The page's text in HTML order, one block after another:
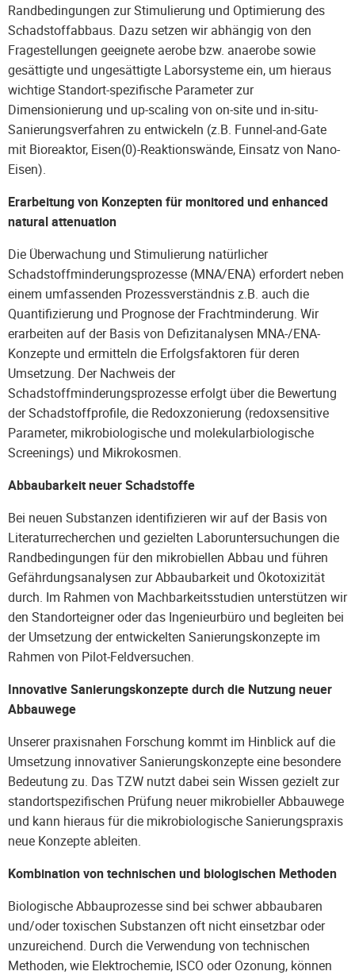
Randbedingungen zur Stimulierung und Optimierung des
Schadstoffabbaus. Dazu setzen wir abhängig von den
Fragestellungen geeignete aerobe bzw. anaerobe sowie
gesättigte und ungesättigte Laborsysteme ein, um hieraus
wichtige Standort-spezifische Parameter zur
Dimensionierung und up-scaling von on-site und in-situ-
Sanierungsverfahren zu entwickeln (z.B. Funnel-and-Gate
mit Bioreaktor, Eisen(0)-Reaktionswände, Einsatz von Nano-
Eisen).
Erarbeitung von Konzepten für monitored und enhanced
natural attenuation
Die Überwachung und Stimulierung natürlicher
Schadstoffminderungsprozesse (MNA/ENA) erfordert neben
einem umfassenden Prozessverständnis z.B. auch die
Quantifizierung und Prognose der Frachtminderung. Wir
erarbeiten auf der Basis von Defizitanalysen MNA-/ENA-
Konzepte und ermitteln die Erfolgsfaktoren für deren
Umsetzung. Der Nachweis der
Schadstoffminderungsprozesse erfolgt über die Bewertung
der Schadstoffprofile, die Redoxzonierung (redoxsensitive
Parameter, mikrobiologische und molekularbiologische
Screenings) und Mikrokosmen.
Abbaubarkeit neuer Schadstoffe
Bei neuen Substanzen identifizieren wir auf der Basis von
Literaturrecherchen und gezielten Laboruntersuchungen die
Randbedingungen für den mikrobiellen Abbau und führen
Gefährdungsanalysen zur Abbaubarkeit und Ökotoxizität
durch. Im Rahmen von Machbarkeitsstudien unterstützen wir
den Standorteigner oder das Ingenieurbüro und begleiten bei
der Umsetzung der entwickelten Sanierungskonzepte im
Rahmen von Pilot-Feldversuchen.
Innovative Sanierungskonzepte durch die Nutzung neuer
Abbauwege
Unserer praxisnahen Forschung kommt im Hinblick auf die
Umsetzung innovativer Sanierungskonzepte eine besondere
Bedeutung zu. Das TZW nutzt dabei sein Wissen gezielt zur
standortspezifischen Prüfung neuer mikrobieller Abbauwege
und kann hieraus für die mikrobiologische Sanierungspraxis
neue Konzepte ableiten.
Kombination von technischen und biologischen Methoden
Biologische Abbauprozesse sind bei schwer abbaubaren
und/oder toxischen Substanzen oft nicht einsetzbar oder
unzureichend. Durch die Verwendung von technischen
Methoden, wie Elektrochemie, ISCO oder Ozonung, können